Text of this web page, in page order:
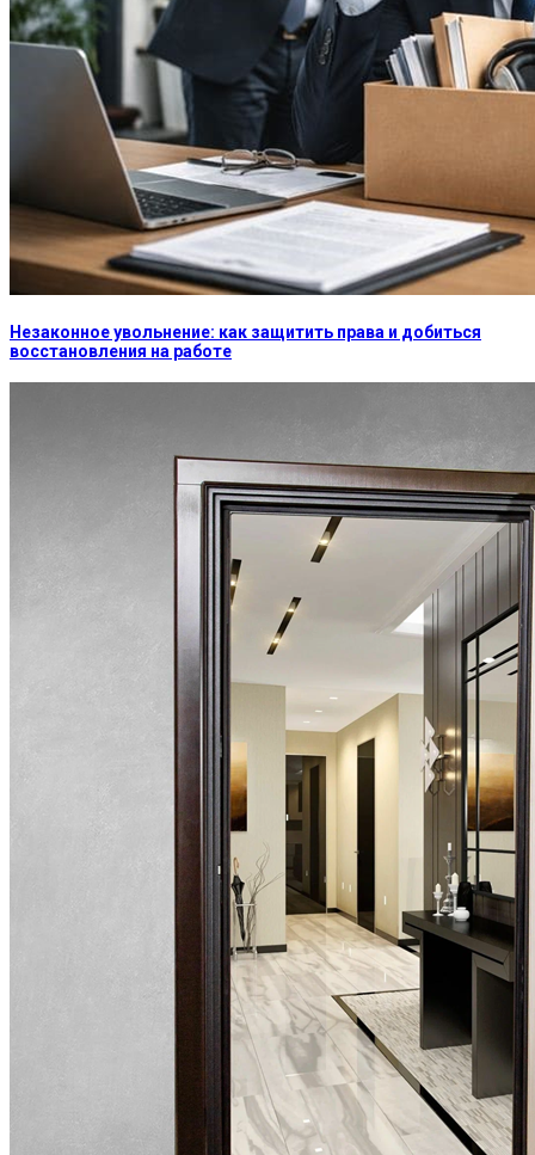
Незаконное увольнение: как защитить права и добиться
восстановления на работе